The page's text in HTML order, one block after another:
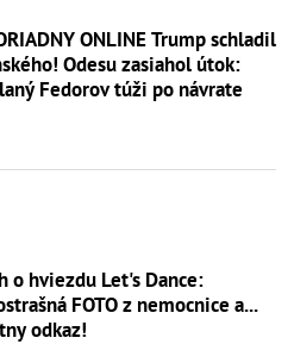
ONLINE Trump schladil
Odesu zasiahol útok:
Fedorov túži po návrate
o hviezdu Let's Dance:
FOTO z nemocnice a...
odkaz!